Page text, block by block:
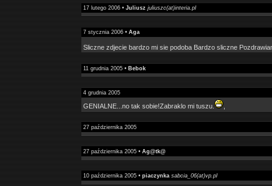
17 lutego 2006 • Juliusz juliuszc(at)interia.pl
7 stycznia 2006 • Aga
Sliczne zdjecie bardzo mi sie podoba Bardzo sliczne
11 grudnia 2005 • Bebok
4 grudnia 2005
GENIALNE...no tak sobie!Zabraklo mi tuszu. ,
27 października 2005
27 października 2005 • Ag@tk@
10 października 2005 • piaczynka sabcia_06(at)vp.pl